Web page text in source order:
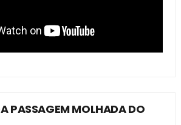
PASSAGEM MOLHADA DO